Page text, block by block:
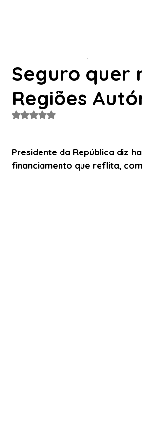
Seguro quer
Regiões
Avaliado com NaN de 5 estrelas.
Presidente da República diz
financiamento que reflita,